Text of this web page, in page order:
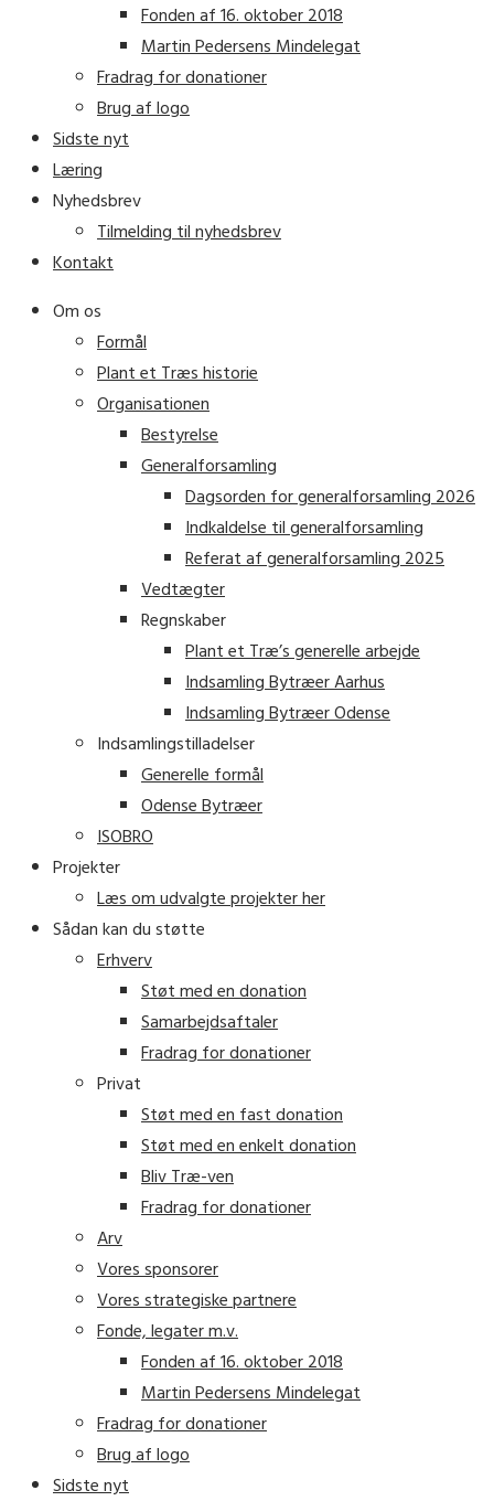
Fonden af 16. oktober 2018
Martin Pedersens Mindelegat
Fradrag for donationer
Brug af logo
Sidste nyt
Læring
Nyhedsbrev
Tilmelding til nyhedsbrev
Kontakt
Om os
Formål
Plant et Træs historie
Organisationen
Bestyrelse
Generalforsamling
Dagsorden for generalforsamling 2026
Indkaldelse til generalforsamling
Referat af generalforsamling 2025
Vedtægter
Regnskaber
Plant et Træ’s generelle arbejde
Indsamling Bytræer Aarhus
Indsamling Bytræer Odense
Indsamlingstilladelser
Generelle formål
Odense Bytræer
ISOBRO
Projekter
Læs om udvalgte projekter her
Sådan kan du støtte
Erhverv
Støt med en donation
Samarbejdsaftaler
Fradrag for donationer
Privat
Støt med en fast donation
Støt med en enkelt donation
Bliv Træ-ven
Fradrag for donationer
Arv
Vores sponsorer
Vores strategiske partnere
Fonde, legater m.v.
Fonden af 16. oktober 2018
Martin Pedersens Mindelegat
Fradrag for donationer
Brug af logo
Sidste nyt